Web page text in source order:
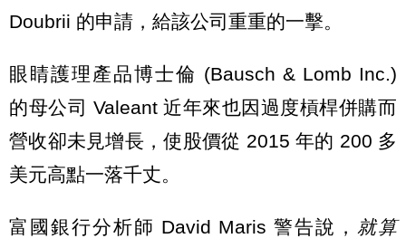
Doubrii 的申請，給該公司重重的一擊。
眼睛護理產品博士倫 (Bausch & Lomb Inc.)
的母公司 Valeant 近年來也因過度槓桿併購而
營收卻未見增長，使股價從 2015 年的 200 多
美元高點一落千丈。
富國銀行分析師 David Maris 警告說， 就算